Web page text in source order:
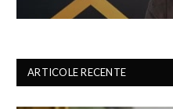
ARTICOLE RECENTE